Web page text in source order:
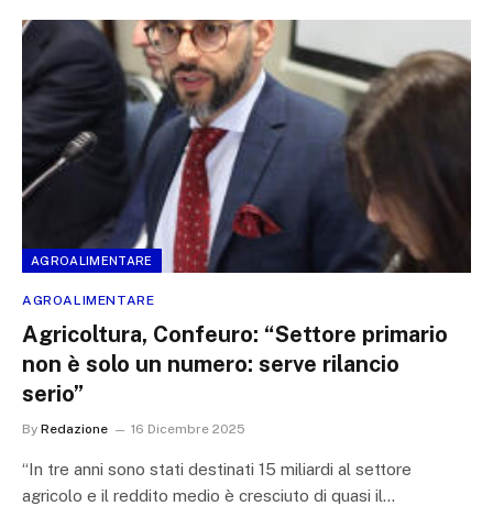
AGROALIMENTARE
AGROALIMENTARE
Agricoltura, Confeuro: “Settore primario
non è solo un numero: serve rilancio
serio”
By Redazione 16 Dicembre 2025
“In tre anni sono stati destinati 15 miliardi al settore
agricolo e il reddito medio è cresciuto di quasi il…